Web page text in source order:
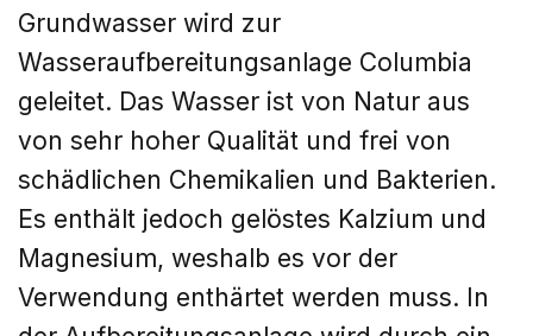
Grundwasser wird zur
Wasseraufbereitungsanlage Columbia
geleitet. Das Wasser ist von Natur aus
von sehr hoher Qualität und frei von
schädlichen Chemikalien und Bakterien.
Es enthält jedoch gelöstes Kalzium und
Magnesium, weshalb es vor der
Verwendung enthärtet werden muss. In